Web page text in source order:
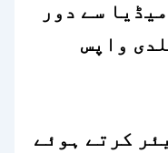
سے دور
واپس
کرتے ہوئے